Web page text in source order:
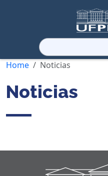
Pesquisar
por:
Home
Noticias
Noticias